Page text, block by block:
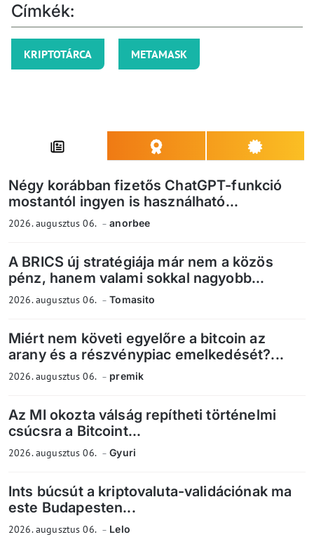
Címkék:
KRIPTOTÁRCA METAMASK
Négy korábban fizetős ChatGPT-funkció
mostantól ingyen is használható...
2026. augusztus 06. anorbee
A BRICS új stratégiája már nem a közös
pénz, hanem valami sokkal nagyobb...
2026. augusztus 06. Tomasito
Miért nem követi egyelőre a bitcoin az
arany és a részvénypiac emelkedését?...
2026. augusztus 06. premik
Az MI okozta válság repítheti történelmi
csúcsra a Bitcoint...
2026. augusztus 06. Gyuri
Ints búcsút a kriptovaluta-validációnak ma
este Budapesten...
2026. augusztus 06. Lelo